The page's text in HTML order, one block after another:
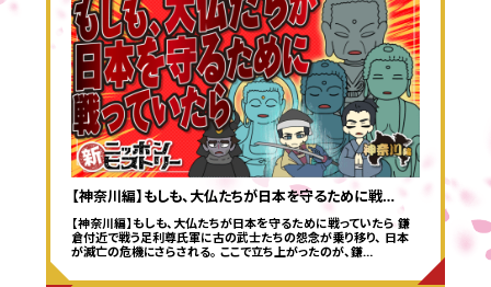
【神奈川編】もしも、大仏たちが日本を守るために戦…
【神奈川編】もしも、大仏たちが日本を守るために戦っていたら 鎌
倉付近で戦う足利尊氏軍に古の武士たちの怨念が乗り移り、 日本
が滅亡の危機にさらされる。 ここで立ち上がったのが、鎌…